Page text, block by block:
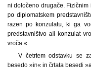
ni določeno drugače.
po diplomatskem
razen po konzulatu, ki ga
predstavništvo ali konzulat
vroča.«.
V četrtem odstavku se
besedo »in« in črtata besedi